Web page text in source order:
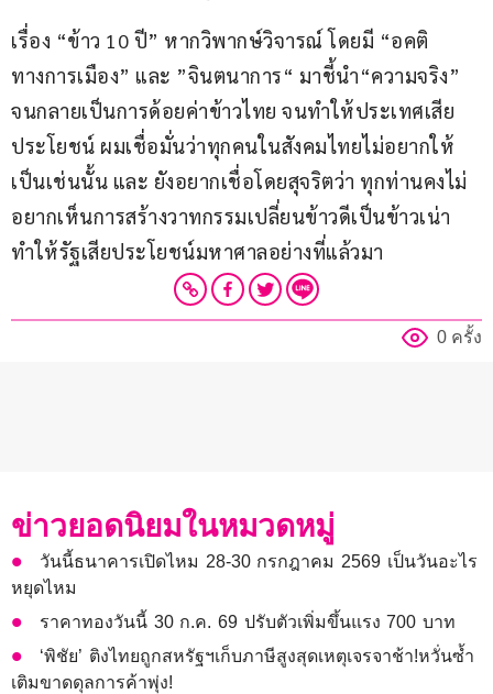
เรื่อง “ข้าว 10 ปี” หากวิพากษ์วิจารณ์ โดยมี “อคติ
ทางการเมือง” และ ”จินตนาการ“ มาชี้นำ“ความจริง”
จนกลายเป็นการด้อยค่าข้าวไทย จนทำให้ประเทศเสีย
ประโยชน์ ผมเชื่อมั่นว่าทุกคนในสังคมไทยไม่อยากให้
เป็นเช่นนั้น และ ยังอยากเชื่อโดยสุจริตว่า ทุกท่านคงไม่
อยากเห็นการสร้างวาทกรรมเปลี่ยนข้าวดีเป็นข้าวเน่า
ทำให้รัฐเสียประโยชน์มหาศาลอย่างที่แล้วมา
0 ครั้ง
ข่าวยอดนิยมในหมวดหมู่
วันนี้ธนาคารเปิดไหม 28-30 กรกฎาคม 2569 เป็นวันอะไร
หยุดไหม
ราคาทองวันนี้ 30 ก.ค. 69 ปรับตัวเพิ่มขึ้นแรง 700 บาท
‘พิชัย’ ติงไทยถูกสหรัฐฯเก็บภาษีสูงสุดเหตุเจรจาช้า!หวั่นซ้ำ
เติมขาดดุลการค้าพุ่ง!